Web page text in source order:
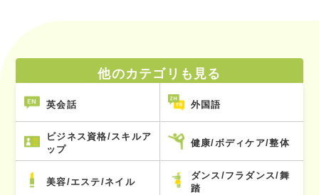
他のカテゴリも見る
英会話 外国語
ビジネス資格/スキルア
ップ
健康/ボディケア/整体
美容/エステ/ネイル
ダンス/フラダンス/舞
踏